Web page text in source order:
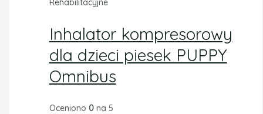
Rehabilitacyjne
Inhalator kompresorowy
dla dzieci piesek PUPPY
Omnibus
Oceniono 0na 5